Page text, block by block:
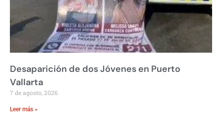
Desaparición de dos Jóvenes en Puerto
Vallarta
7 de agosto, 2026
Leer más »